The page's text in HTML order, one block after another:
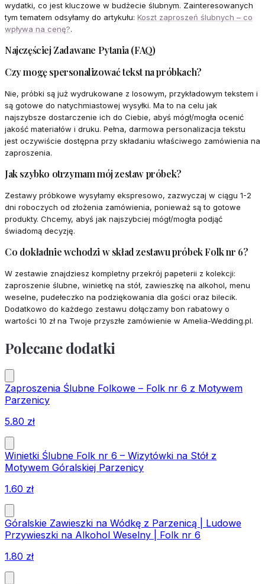
wydatki, co jest kluczowe w budżecie ślubnym. Zainteresowanych
tym tematem odsyłamy do artykułu: Koszt zaproszeń ślubnych – co
wpływa na cenę?.
Najczęściej Zadawane Pytania (FAQ)
Czy mogę spersonalizować tekst na próbkach?
Nie, próbki są już wydrukowane z losowym, przykładowym tekstem i
są gotowe do natychmiastowej wysyłki. Ma to na celu jak
najszybsze dostarczenie ich do Ciebie, abyś mógł/mogła ocenić
jakość materiałów i druku. Pełna, darmowa personalizacja tekstu
jest oczywiście dostępna przy składaniu właściwego zamówienia na
zaproszenia.
Jak szybko otrzymam mój zestaw próbek?
Zestawy próbkowe wysyłamy ekspresowo, zazwyczaj w ciągu 1-2
dni roboczych od złożenia zamówienia, ponieważ są to gotowe
produkty. Chcemy, abyś jak najszybciej mógł/mogła podjąć
świadomą decyzję.
Co dokładnie wchodzi w skład zestawu próbek Folk nr 6?
W zestawie znajdziesz kompletny przekrój papeterii z kolekcji:
zaproszenie ślubne, winietkę na stół, zawieszkę na alkohol, menu
weselne, pudełeczko na podziękowania dla gości oraz bilecik.
Dodatkowo do każdego zestawu dołączamy bon rabatowy o
wartości 10 zł na Twoje przyszłe zamówienie w Amelia-Wedding.pl.
Polecane dodatki
Zaproszenia Ślubne Folkowe – Folk nr 6 z Motywem
Parzenicy
5.80 zł
Winietki Ślubne Folk nr 6 – Wizytówki na Stół z
Motywem Góralskiej Parzenicy
1.60 zł
Góralskie Zawieszki na Wódkę z Parzenicą | Ludowe
Przywieszki na Alkohol Weselny | Folk nr 6
1.80 zł